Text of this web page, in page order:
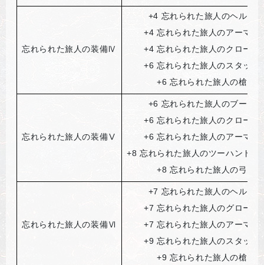
忘れられた旅人の装備Ⅳ
+4 忘れられた旅人のヘルム
+4忘れられた旅人のアーマー
+4忘れられた旅人のクローク
+6忘れられた旅人のスタッフ
+6忘れられた旅人の槍
忘れられた旅人の装備Ⅴ
+6 忘れられた旅人のブーツ
+6忘れられた旅人のクローク
+6忘れられた旅人のアーマー
+8忘れられた旅人のツーハンドソ
+8忘れられた旅人の弓
忘れられた旅人の装備Ⅵ
+7 忘れられた旅人のヘルム
+7忘れられた旅人のグローブ
+7忘れられた旅人のアーマー
+9忘れられた旅人のスタッフ
+9忘れられた旅人の槍